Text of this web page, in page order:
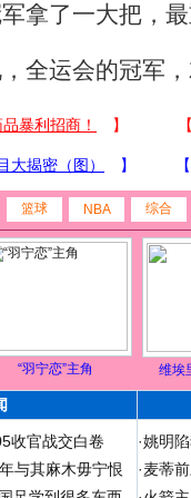
拿了一大把，
运会的冠军，
篮球 NBA 综合
“羽宁恋”主角 维埃
收官战交白卷
与其麻木毋宁恨
·姚明
·麦蒂